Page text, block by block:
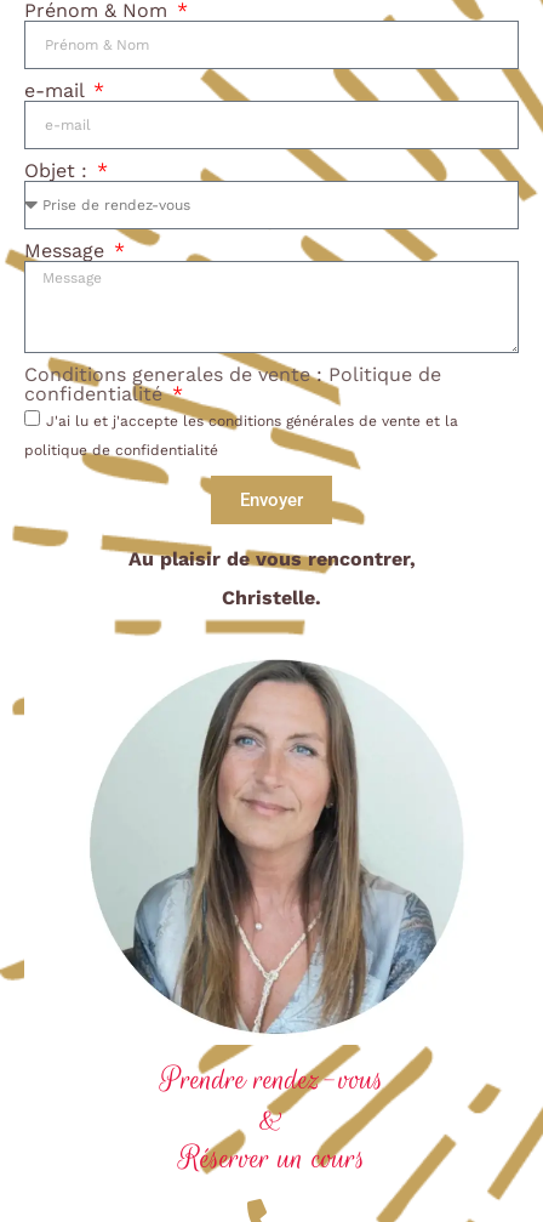
Prénom & Nom
e-mail
Objet :
Message
Conditions generales de vente: Politique de
confidentialité
J'ai lu et j'accepte les conditions générales de vente et la
politique de confidentialité
Envoyer
Au plaisir de vous rencontrer,
Christelle.
Prendre rendez-vous
&
Réserver un cours